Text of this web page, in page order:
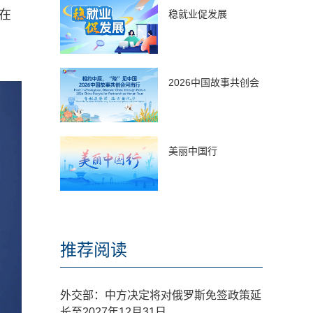
稳就业促发展
2026中国故事共创会
美丽中国行
推荐阅读
外交部：中方决定将对俄罗斯免签政策延